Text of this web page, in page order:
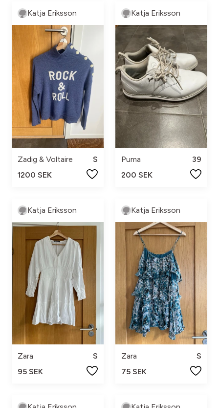
Katja Eriksson
Zadig & Voltaire
S
1200 SEK
Katja Eriksson
Puma
39
200 SEK
Katja Eriksson
Zara
S
95 SEK
Katja Eriksson
Zara
S
75 SEK